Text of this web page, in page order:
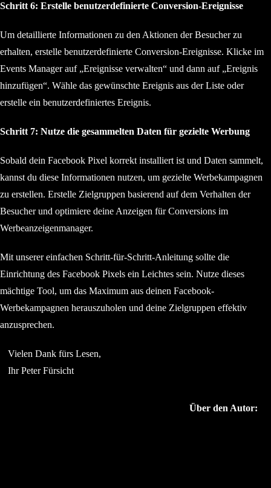
Schritt 6: Erstelle benutzerdefinierte Conversion-Ereignisse
Um detaillierte Informationen zu den Aktionen der Besucher zu
erhalten, erstelle benutzerdefinierte Conversion-Ereignisse. Klicke im
Events Manager auf „Ereignisse verwalten“ und dann auf „Ereignis
hinzufügen“. Wähle das gewünschte Ereignis aus der Liste oder
erstelle ein benutzerdefiniertes Ereignis.
Schritt 7: Nutze die gesammelten Daten für gezielte Werbung
Sobald dein Facebook Pixel korrekt installiert ist und Daten sammelt,
kannst du diese Informationen nutzen, um gezielte Werbekampagnen
zu erstellen. Erstelle Zielgruppen basierend auf dem Verhalten der
Besucher und optimiere deine Anzeigen für Conversions im
Werbeanzeigenmanager.
Mit unserer einfachen Schritt-für-Schritt-Anleitung sollte die
Einrichtung des Facebook Pixels ein Leichtes sein. Nutze dieses
mächtige Tool, um das Maximum aus deinen Facebook-
Werbekampagnen herauszuholen und deine Zielgruppen effektiv
anzusprechen.
Vielen Dank fürs Lesen,
Ihr Peter Fürsicht
Über den Autor: